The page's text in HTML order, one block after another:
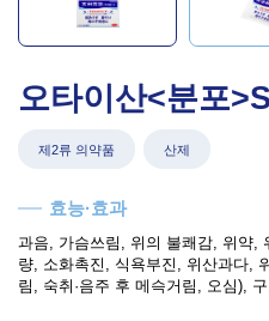
오타이산<분포>S
제2류 의약품 산제
효능·효과
과음, 가슴쓰림, 위의 불쾌감, 위약,
량, 소화촉진, 식욕부진, 위산과다,
림, 숙취·음주 후 메슥거림, 오심),